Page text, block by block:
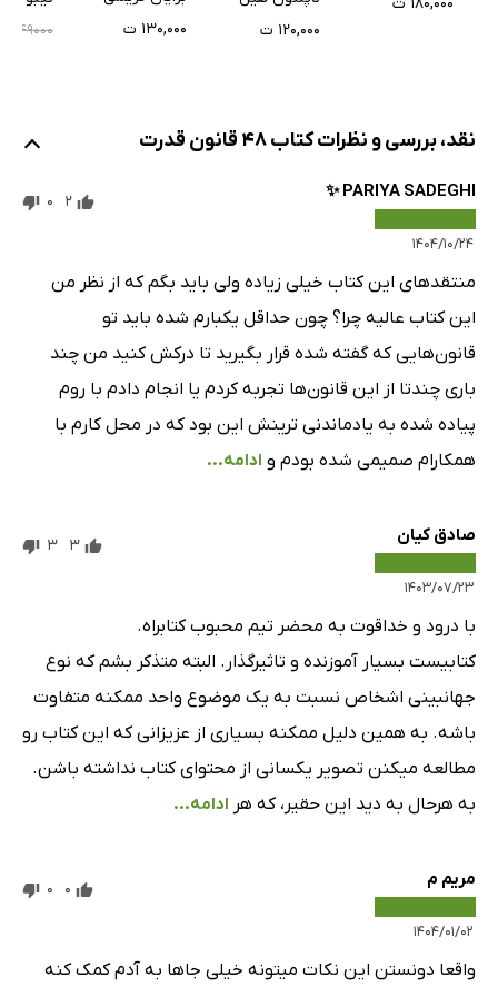
قانون چهل‌وچهارم: آینه‌ی دشمن شوید تا خلع‌سلاح و عصبی
قانون چهل‌و‌ششم: خیلی هم بی‌نقص جلوه نکنید
بدانید
قانون چهل‌و‌هشتم: قالب به خود نگیرید
۱۸۰,۰۰۰ ت
۱۲۰,۰۰۰ ت
۱۳۰,۰۰۰ ت
۴۹۰۰۰
نقد، بررسی و نظرات کتاب 48 قانون قدرت
PARIYA SADEGHI ✨
۱۴۰۴/۱۰/۲۴
2
0
منتقد‌های این کتاب خیلی زیاده ولی باید بگم که از نظر من
این کتاب عالیه چرا؟ چون حداقل یکبارم شده باید تو
قانون‌هایی که گفته شده قرار بگیرید تا درکش کنید من چند
باری چندتا از این قانون‌ها تجربه کردم یا انجام دادم با روم
پیاده شده به یادماندنی ترینش این بود که در محل کارم با
همکارام صمیمی شده بودم و ادامه...
صادق کیان
۱۴۰۳/۰۷/۲۳
3
3
با درود و خداقوت به محضر تیم محبوب کتابراه.
کتابیست بسیار آموزنده و تاثیرگذار. البته متذکر بشم که نوع
جهانبینی اشخاص نسبت به یک موضوع واحد ممکنه متفاوت
باشه. به همین دلیل ممکنه بسیاری از عزیزانی که این کتاب رو
مطالعه میکنن تصویر یکسانی از محتوای کتاب نداشته باشن.
به هرحال به دید این حقیر، که هر ادامه...
مریم م
۱۴۰۴/۰۱/۰۲
0
0
واقعا دونستن این نکات میتونه خیلی جاها به آدم کمک کنه